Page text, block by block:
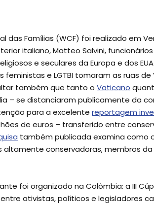
das Famílias (WCF) foi realizado em
italiano, Matteo Salvini,
e seculares da Europa e dos
feministas e LGTBI tomaram as ruas
também que tanto o Vaticano
– se distanciaram publicamente da
para a excelente reportagem
de euros – transferido entre
também publicada examina como
conservadoras, membros
foi organizado na Colômbia: a III
ativistas, políticos e legisladores